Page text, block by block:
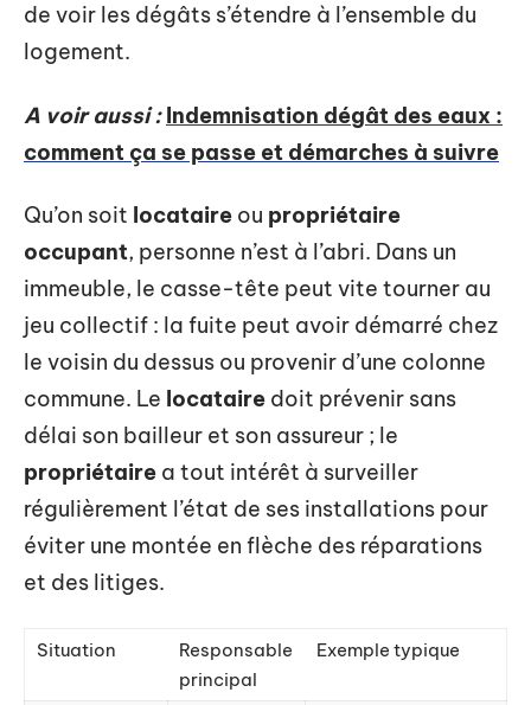
de voir les dégâts s’étendre à l’ensemble du
logement.
A voir aussi : Indemnisation dégât des eaux :
comment ça se passe et démarches à suivre
Qu’on soit locataire ou propriétaire
occupant, personne n’est à l’abri. Dans un
immeuble, le casse-tête peut vite tourner au
jeu collectif : la fuite peut avoir démarré chez
le voisin du dessus ou provenir d’une colonne
commune. Le locataire doit prévenir sans
délai son bailleur et son assureur ; le
propriétaire a tout intérêt à surveiller
régulièrement l’état de ses installations pour
éviter une montée en flèche des réparations
et des litiges.
Situation
Responsable
principal
Exemple typique